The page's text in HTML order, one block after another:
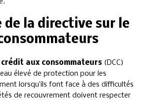
de la directive sur le
aux consommateurs (DCC)
élevé de protection pour les
lorsqu’ils font face à des difficultés
de recouvrement doivent respecter